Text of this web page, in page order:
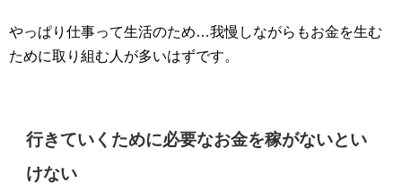
やっぱり仕事って生活のため…我慢しながらもお金を生む
ために取り組む人が多いはずです。
行きていくために必要なお金を稼がないとい
けない